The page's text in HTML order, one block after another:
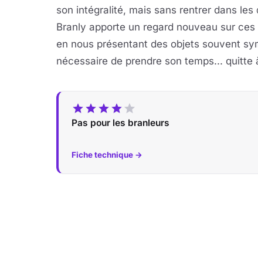
son intégralité, mais sans rentrer dans
Branly apporte un regard nouveau sur
en nous présentant des objets souvent
nécessaire de prendre son temps... quitte
Pas pour les branleurs
Fiche technique →